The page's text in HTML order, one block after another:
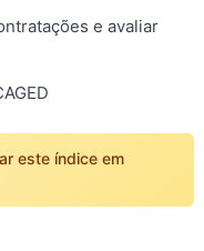
e avaliar
este índice em